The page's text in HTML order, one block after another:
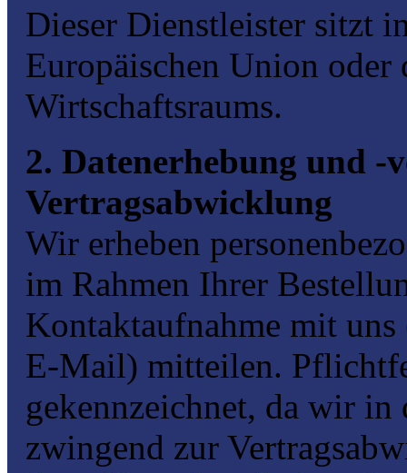
Dieser Dienstleister sitzt
Europäischen Union oder
Wirtschaftsraums.
2. Datenerhebung und -
Vertragsabwicklung
Wir erheben
im Rahmen Ihrer
Kontaktaufnahme mit
E-Mail) mitteilen.
gekennzeichnet, da wir in
zwingend zur